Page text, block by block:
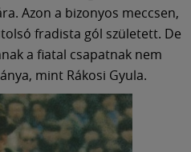
Azon a bizonyos meccsen,
fradista gól született. De
a fiatal csapatnak nem
mint Rákosi Gyula.